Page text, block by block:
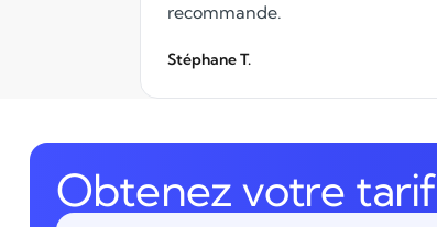
recommande.
Stéphane T.
Obtenez votre tarif